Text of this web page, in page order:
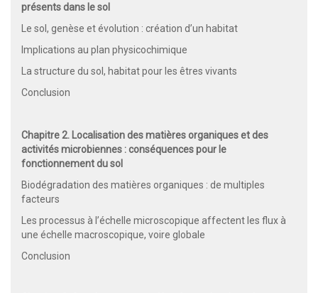
présents dans le sol
Le sol, genèse et évolution : création d’un habitat
Implications au plan physicochimique
La structure du sol, habitat pour les êtres vivants
Conclusion
Chapitre 2. Localisation des matières organiques et des
activités microbiennes : conséquences pour le
fonctionnement du sol
Biodégradation des matières organiques : de multiples
facteurs
Les processus à l’échelle microscopique affectent les flux à
une échelle macroscopique, voire globale
Conclusion